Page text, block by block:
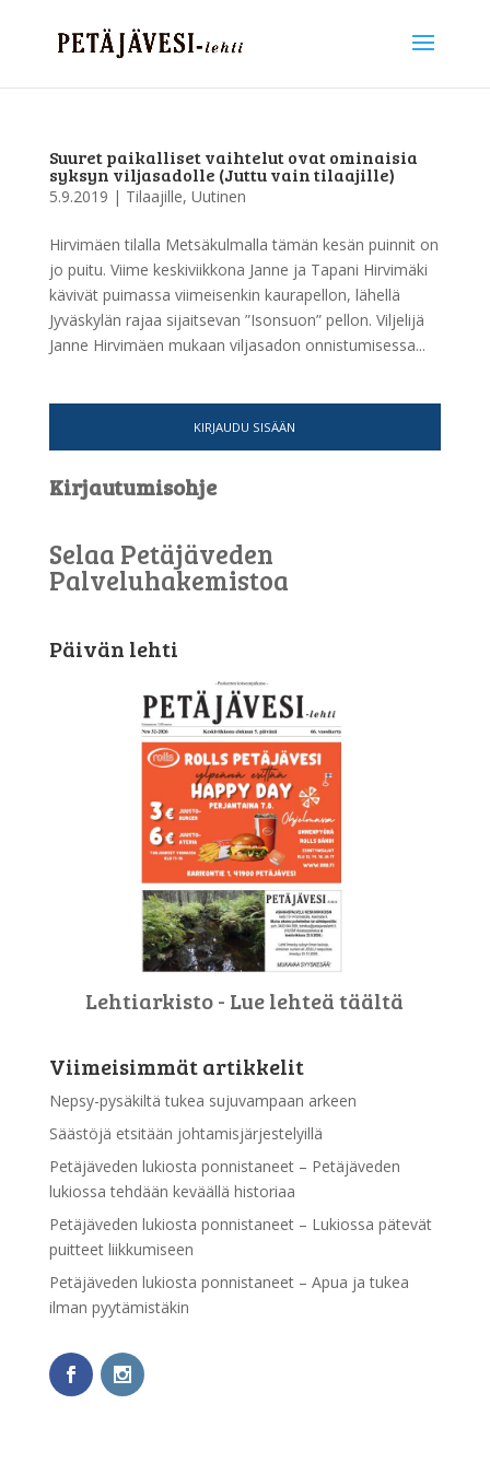
Suuret paikalliset vaihtelut ovat ominaisia
syksyn viljasadolle (Juttu vain tilaajille)
5.9.2019 | Tilaajille, Uutinen
Hirvimäen tilalla Metsäkulmalla tämän kesän puinnit on
jo puitu. Viime keskiviikkona Janne ja Tapani Hirvimäki
kävivät puimassa viimeisenkin kaurapellon, lähellä
Jyväskylän rajaa sijaitsevan ”Isonsuon” pellon. Viljelijä
Janne Hirvimäen mukaan viljasadon onnistumisessa...
KIRJAUDU SISÄÄN
Kirjautumisohje
Selaa Petäjäveden
Palveluhakemistoa
Päivän lehti
Lehtiarkisto - Lue lehteä täältä
Viimeisimmät artikkelit
Nepsy-pysäkiltä tukea sujuvampaan arkeen
Säästöjä etsitään johtamisjärjestelyillä
Petäjäveden lukiosta ponnistaneet – Petäjäveden
lukiossa tehdään keväällä historiaa
Petäjäveden lukiosta ponnistaneet – Lukiossa pätevät
puitteet liikkumiseen
Petäjäveden lukiosta ponnistaneet – Apua ja tukea
ilman pyytämistäkin